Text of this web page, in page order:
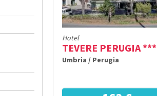
Hotel
TEVERE PERUGIA ***
Umbria / Perugia